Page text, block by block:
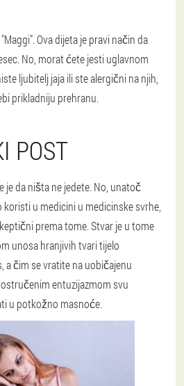
Ova dijeta je pravi način da
No, morat ćete jesti uglavnom
ljubitelj jaja ili ste alergični na njih,
prikladniju prehranu.
POST
je da ništa ne jedete. No, unatoč
u medicini u medicinske svrhe,
prema tome. Stvar je u tome
unosa hranjivih tvari tijelo
a čim se vratite na uobičajenu
entuzijazmom svu
u potkožno masnoće.